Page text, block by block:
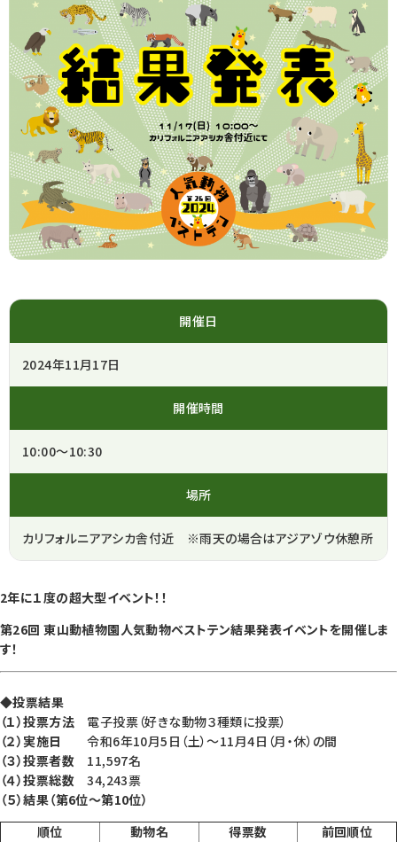
開催日
2024年11月17日
開催時間
10:00～10:30
場所
カリフォルニアアシカ舎付近 ※雨天の場合はアジアゾウ休憩所
2年に１度の超大型イベント！！
第26回 東山動植物園人気動物ベストテン結果発表イベントを開催しま
す！
◆投票結果
（１）投票方法電子投票（好きな動物３種類に投票）
（２）実施日
令和6年10月5日（土）～11月4日（月・休）の間
（３）投票者数11,597名
（４）投票総数34,243票
（５）結果（第6位～第10位）
順位
動物名 得票数
前回順位